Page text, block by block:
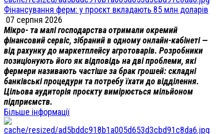
Фінансування ферм: у проєкт вкладають 85 млн доларів
07 серпня 2026
Мікро- та малі господарства отримали окремий
фінансовий сервіс, зібраний в одному онлайн-кабінеті —
від рахунку до маркетплейсу агротоварів. Розробники
позиціонують його як відповідь на дві проблеми, які
фермери називають частіше за брак грошей: складні
банківські процедури та потребу їхати до відділення.
Цільова аудиторія проєкту вимірюється мільйоном
підприємств.
Більше інформації